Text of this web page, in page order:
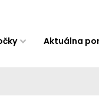
Aktuálna